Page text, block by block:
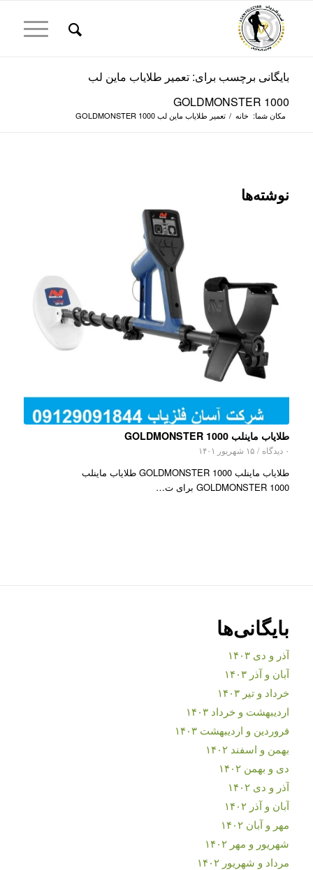
بایگانی برچسب برای: تعمیر طلایاب ماین لب
GOLDMONSTER 1000
مکان شما: خانه / تعمیر طلایاب ماین لب GOLDMONSTER 1000
نوشته‌ها
طلایاب ماینلب GOLDMONSTER 1000
۰ دیدگاه / ۱۵ شهریور ۱۴۰۱
طلایاب ماینلب GOLDMONSTER 1000 طلایاب ماینلب
GOLDMONSTER 1000 برای ت…
بایگانی‌ها
آذر و دی ۱۴۰۳
آبان و آذر ۱۴۰۳
خرداد و تیر ۱۴۰۳
اردیبهشت و خرداد ۱۴۰۳
فروردین و اردیبهشت ۱۴۰۳
بهمن و اسفند ۱۴۰۲
دی و بهمن ۱۴۰۲
آذر و دی ۱۴۰۲
آبان و آذر ۱۴۰۲
مهر و آبان ۱۴۰۲
شهریور و مهر ۱۴۰۲
مرداد و شهریور ۱۴۰۲